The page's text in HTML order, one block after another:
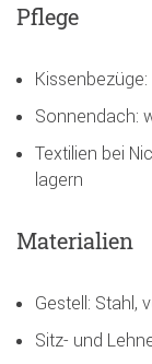
Pflege
Sonnendach:
Textilien bei
lagern
Materialien
Gestell: Stahl,
Sitz- und